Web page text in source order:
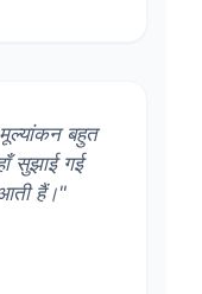
बहुत
सुझाई गई
आती हैं।"